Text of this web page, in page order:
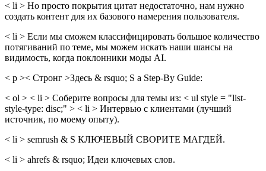
< li > Но просто покрытия цитат недостаточно, нам нужно
создать контент для их базового намерения пользователя.
< li > Если мы сможем классифицировать большое количество
потягиваний по теме, мы можем искать наши шансы на
видимость, когда поклонники моды AI.
< p >< Стронг >Здесь & rsquo; S a Step-By Guide:
< ol > < li > Соберите вопросы для темы из: < ul style = "list-
style-type: disc;" > < li > Интервью с клиентами (лучший
источник, по моему опыту).
< li > semrush & S КЛЮЧЕВЫЙ СВОРИТЕ МАГДЕЙ.
< li > ahrefs & rsquo; Идеи ключевых слов.